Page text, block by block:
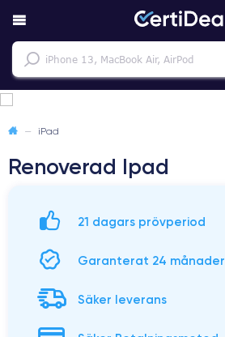
— iPad
Renoverad Ipad
21 dagars prövperiod
Garanterat 24 månader
Säker leverans